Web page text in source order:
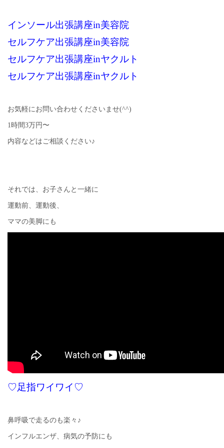
インソール出張講座in美容院
セルフケア出張講座in美容院
セルフケア出張講座inヤクルト
セルフケア出張講座inヤクルト
お気軽にお問い合わせくださいませ(^^)
1時間3万円〜
内容などはご相談ください♪
それでは、お子さんと一緒に
運動前、運動後、
ママの美脚にも
♡足指ワイワイ♡
鼻呼吸で走るのも楽々♪
インフルエンザ、病気の予防にも